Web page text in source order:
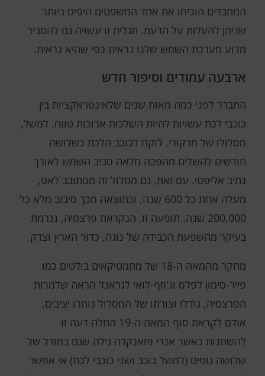
המחברים הוכיחו את אחד המשפטים היפים ביותר
שניתן להעלות על הדעת. תגלית זו עשויה גם להסביר
מדוע מערכת השמש שלנו נראית כפי שהיא נראית.
ארבעה עמודים וסיפור חדש
התברר לפני כמה מאות שנים שלאינטראקציות בין
כוכבי לכת עשויות להיות השלכות ארוכות טווח. למשל,
מסלולו של מרקורי. לוקח לכוכב הלכת כשלושה
חודשים להשלים מהפכה מלאה סביב השמש לאורך
נתיב אליפטי. עם זאת, גם מסלול זה מסתובב לאט,
מעלה אחת כל 600 שנה, וכתוצאה מכך סיבוב מלא כל
200,000 שנה. תופעה זו, הנקראת פרצסיה, נגרמת
בעיקר מהשפעת הכבידה של נוגה, כדור הארץ וצדק.
מחקר מהמאה ה-18 של מתמטיקאים בולטים כמו
פייר-סימון לפלס וג'וזף-לואי לגראנז' הראה שלמרות
הפרצסיה, גודלו וצורתו של המסלול נותרו יציבים.
אולם לקראת סוף המאה ה-19 החלה דעה זו
להשתנות כאשר אנרי פואנקרה גילה שגם במודל של
שלושה גופים (למשל כוכב ושני כוכבי לכת) אי אפשר